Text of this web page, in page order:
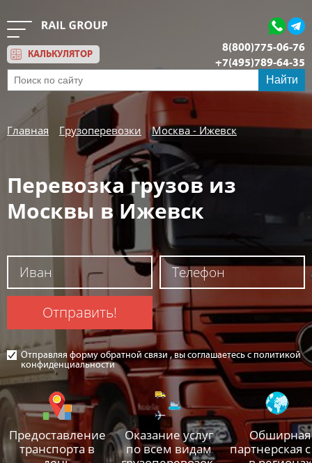
Найти
КАЛЬКУЛЯТОР
8(800)775-06-76
+7(495)789-64-35
Обратный звонок
Главная Грузоперевозки Москва - Ижевск
Перевозка грузов из
Москвы в Ижевск
Отправить!
Отправляя форму обратной связи , вы соглашаетесь с политикой
конфиденциальности
Предоставление
транспорта в
Оказание услуг
по всем видам
Обширная
партнерская